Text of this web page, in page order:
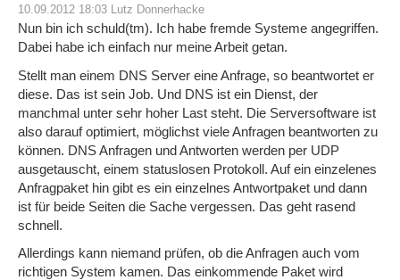
Blog
Impressum
Datenschutz
10.09.2012 18:03 Lutz Donnerhacke
Nun bin ich schuld(tm). Ich habe fremde Systeme angegriffen.
Dabei habe ich einfach nur meine Arbeit getan.
Stellt man einem DNS Server eine Anfrage, so beantwortet er
diese. Das ist sein Job. Und DNS ist ein Dienst, der
manchmal unter sehr hoher Last steht. Die Serversoftware ist
also darauf optimiert, möglichst viele Anfragen beantworten zu
können. DNS Anfragen und Antworten werden per UDP
ausgetauscht, einem statuslosen Protokoll. Auf ein einzelenes
Anfragpaket hin gibt es ein einzelnes Antwortpaket und dann
ist für beide Seiten die Sache vergessen. Das geht rasend
schnell.
Allerdings kann niemand prüfen, ob die Anfragen auch vom
richtigen System kamen. Das einkommende Paket wird